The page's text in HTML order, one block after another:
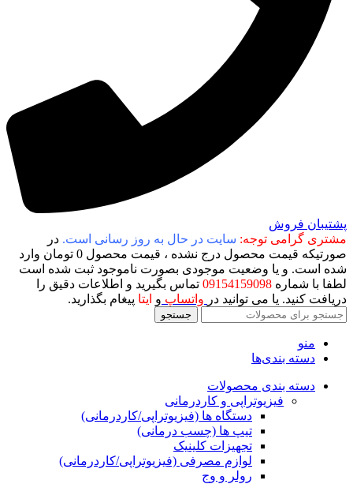
پشتیبان فروش
مشتری گرامی توجه: سایت در حال به روز رسانی است. در
صورتیکه قیمت محصول درج نشده ، قیمت محصول 0 تومان وارد
شده است. و یا وضعیت موجودی بصورت ناموجود ثبت شده است
لطفا با شماره 09154159098 تماس بگیرید و اطلاعات دقیق را
دریافت کنید. یا می توانید در واتساپ و ایتا پیغام بگذارید.
جستجو
منو
دسته بندی‌ها
دسته بندی محصولات
فیزیوتراپی و کاردرمانی
دستگاه ها (فیزیوتراپی/کاردرمانی)
تیپ ها (چسب درمانی)
تجهیزات کلینیک
لوازم مصرفی (فیزیوتراپی/کاردرمانی)
رولر و وج